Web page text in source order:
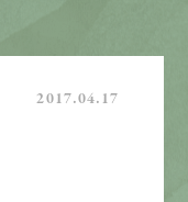
2017.04.17